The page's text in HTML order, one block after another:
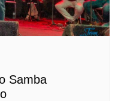
Samba